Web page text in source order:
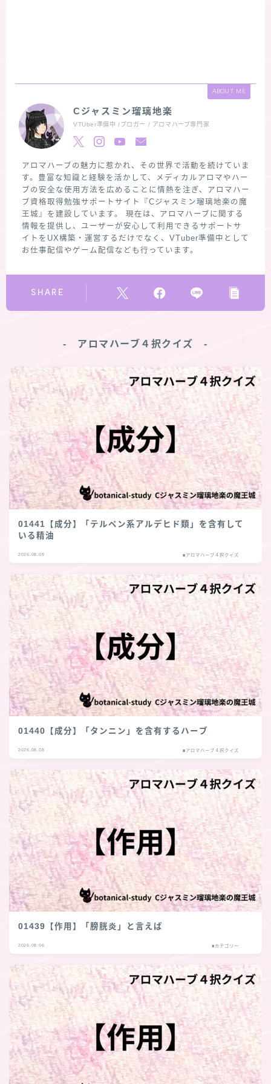
ABOUT ME
Cジャスミン瑠璃地楽
VTUber準備中 /ブロガー / アロマハーブ専門家
アロマハーブの魅力に惹かれ、その世界で活動を続けていま
す。豊富な知識と経験を活かして、メディカルアロマやハー
ブの安全な使用方法を広めることに情熱を注ぎ、アロマハー
ブ資格取得勉強サポートサイト『Cジャスミン瑠璃地楽の魔
王城』を建設しています。 現在は、アロマハーブに関する
情報を提供し、ユーザーが安心して利用できるサポートサ
イトをUX構築・運営するだけでなく、VTuber準備中として
お仕事配信やゲーム配信なども行っています。
SHARE
‐ アロマハーブ４択クイズ ‐
01441【成分】「テルペン系アルデヒド類」を含有して
いる精油
2026.08.09 ■アロマハーブ４択クイズ
01440【成分】「タンニン」を含有するハーブ
2026.08.08 ■アロマハーブ４択クイズ
01439【作用】「膀胱炎」と言えば
2026.08.06 ■カテゴリー